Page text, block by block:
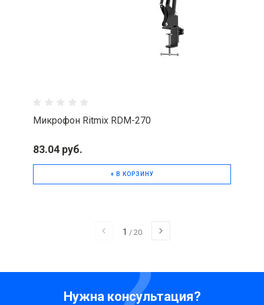
Микрофон Ritmix RDM-270
83.04 руб.
+ В КОРЗИНУ
1 / 20
Нужна консультация?